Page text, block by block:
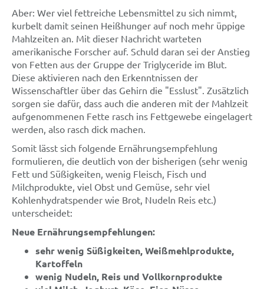
Aber: Wer viel fettreiche Lebensmittel zu sich nimmt,
kurbelt damit seinen Heißhunger auf noch mehr üppige
Mahlzeiten an. Mit dieser Nachricht warteten
amerikanische Forscher auf. Schuld daran sei der Anstieg
von Fetten aus der Gruppe der Triglyceride im Blut.
Diese aktivieren nach den Erkenntnissen der
Wissenschaftler über das Gehirn die "Esslust". Zusätzlich
sorgen sie dafür, dass auch die anderen mit der Mahlzeit
aufgenommenen Fette rasch ins Fettgewebe eingelagert
werden, also rasch dick machen.
Somit lässt sich folgende Ernährungsempfehlung
formulieren, die deutlich von der bisherigen (sehr wenig
Fett und Süßigkeiten, wenig Fleisch, Fisch und
Milchprodukte, viel Obst und Gemüse, sehr viel
Kohlenhydratspender wie Brot, Nudeln Reis etc.)
unterscheidet:
Neue Ernährungsempfehlungen:
sehr wenig Süßigkeiten, Weißmehlprodukte,
Kartoffeln
wenig Nudeln, Reis und Vollkornprodukte